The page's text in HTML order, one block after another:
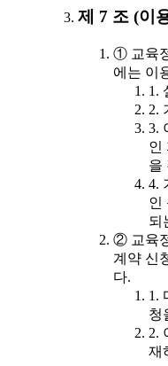
제 7 조 (이
① 교육
에는 이
1.
2.
3.
인
을
4.
인
되
② 교육
계약 신
다.
1.
청
2.
재